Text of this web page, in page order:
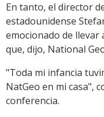
En tanto, el director
estadounidense
emocionado de llevar
que, dijo, National
"Toda mi infancia
NatGeo en mi casa",
conferencia.